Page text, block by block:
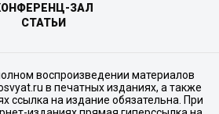
ЗАЛ
СТАТЬИ
воспроизведении материалов
в печатных изданиях, а также
ссылка на издание обязательна. При